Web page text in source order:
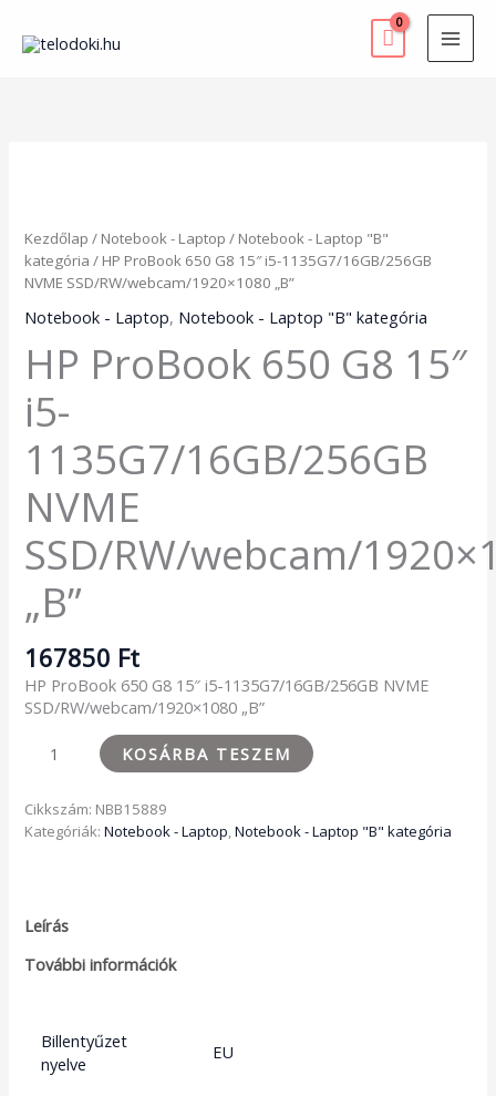
content
Kezdőlap / Notebook - Laptop / Notebook - Laptop "B"
kategória / HP ProBook 650 G8 15″ i5-1135G7/16GB/256GB
NVME SSD/RW/webcam/1920×1080 „B”
Notebook - Laptop, Notebook - Laptop "B" kategória
HP ProBook 650 G8 15″
i5-
1135G7/16GB/256GB
NVME
SSD/RW/webcam/
„B”
167850 Ft
HP ProBook 650 G8 15″ i5-1135G7/16GB/256GB NVME
SSD/RW/webcam/1920×1080 „B”
15"
i5-
1135G7/16GB/256GB
NVME
"B"
mennyiség
KOSÁRBA TESZEM
Cikkszám: NBB15889
Kategóriák:Notebook - Laptop,Notebook - Laptop "B" kategória
Leírás
További információk
Billentyűzet
nyelve
EU